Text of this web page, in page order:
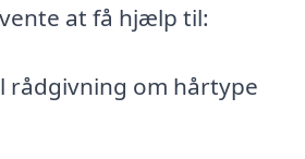
at få hjælp til:
rådgivning om hårtype